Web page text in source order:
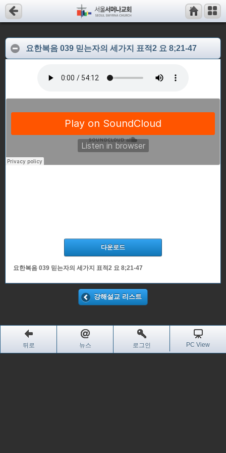
요한복음 039 믿는자의 세가지 표적2 요 8;21-47
다운로드
요한복음 039 믿는자의 세가지 표적2 요 8;21-47
강해설교 리스트
뒤로 뉴스 로그인 PC View